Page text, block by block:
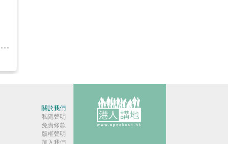
關於我們
私隱聲明
免責條款
版權聲明
加入我們